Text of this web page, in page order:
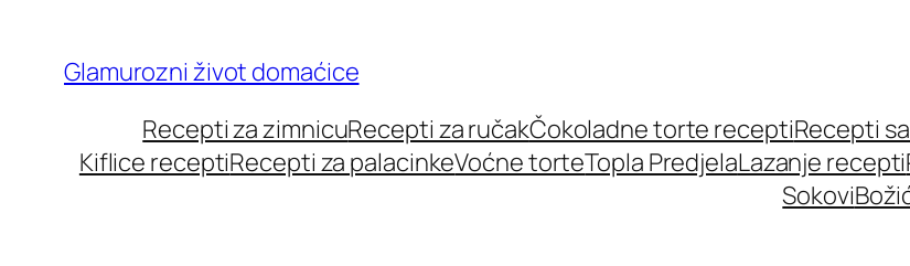
content
Glamurozni život domaćice
Recepti za zimnicuRecepti za ručakČokoladne torte receptiRecepti
Kiflice receptiRecepti za palacinkeVoćne torteTopla PredjelaLazanje recepti
Sokovi